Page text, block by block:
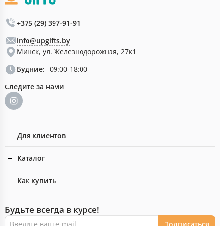
+375 (29) 397-91-91
info@upgifts.by
Минск, ул. Железнодорожная, 27к1
Будние: 09:00-18:00
Следите за нами
Для клиентов
Каталог
Как купить
Будьте всегда в курсе!
Подписаться